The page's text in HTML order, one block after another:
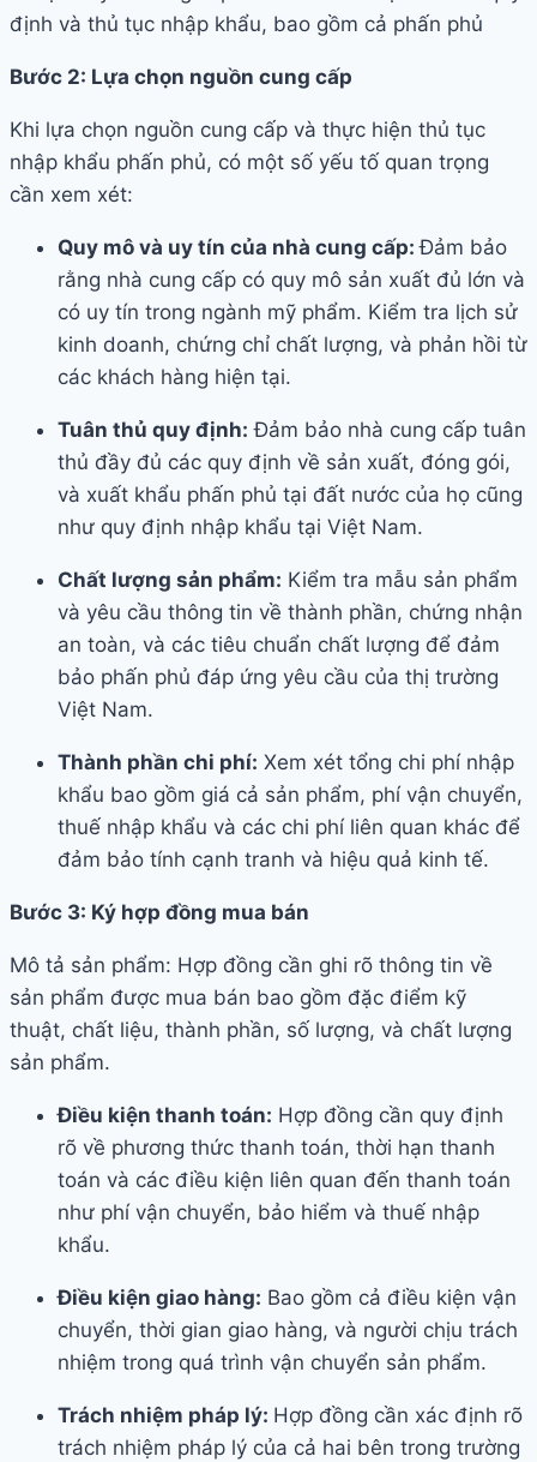
định và thủ tục nhập khẩu, bao gồm cả phấn phủ
Bước 2: Lựa chọn nguồn cung cấp
Khi lựa chọn nguồn cung cấp và thực hiện thủ tục
nhập khẩu phấn phủ, có một số yếu tố quan trọng
cần xem xét:
Quy mô và uy tín của nhà cung cấp:Đảm bảo
rằng nhà cung cấp có quy mô sản xuất đủ lớn và
có uy tín trong ngành mỹ phẩm. Kiểm tra lịch sử
kinh doanh, chứng chỉ chất lượng, và phản hồi từ
các khách hàng hiện tại.
Tuân thủ quy định: Đảm bảo nhà cung cấp tuân
thủ đầy đủ các quy định về sản xuất, đóng gói,
và xuất khẩu phấn phủ tại đất nước của họ cũng
như quy định nhập khẩu tại Việt Nam.
Chất lượng sản phẩm: Kiểm tra mẫu sản phẩm
và yêu cầu thông tin về thành phần, chứng nhận
an toàn, và các tiêu chuẩn chất lượng để đảm
bảo phấn phủ đáp ứng yêu cầu của thị trường
Việt Nam.
Thành phần chi phí: Xem xét tổng chi phí nhập
khẩu bao gồm giá cả sản phẩm, phí vận chuyển,
thuế nhập khẩu và các chi phí liên quan khác để
đảm bảo tính cạnh tranh và hiệu quả kinh tế.
Bước 3: Ký hợp đồng mua bán
Mô tả sản phẩm: Hợp đồng cần ghi rõ thông tin về
sản phẩm được mua bán bao gồm đặc điểm kỹ
thuật, chất liệu, thành phần, số lượng, và chất lượng
sản phẩm.
Điều kiện thanh toán: Hợp đồng cần quy định
rõ về phương thức thanh toán, thời hạn thanh
toán và các điều kiện liên quan đến thanh toán
như phí vận chuyển, bảo hiểm và thuế nhập
khẩu.
Điều kiện giao hàng: Bao gồm cả điều kiện vận
chuyển, thời gian giao hàng, và người chịu trách
nhiệm trong quá trình vận chuyển sản phẩm.
Trách nhiệm pháp lý: Hợp đồng cần xác định rõ
trách nhiệm pháp lý của cả hai bên trong trường